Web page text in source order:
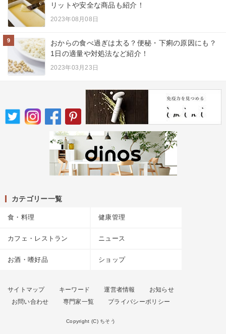
リットや安全な商品も紹介！
2023年08月08日
9
おからの食べ過ぎは太る？便秘・下痢の原因にも？
1日の適量や対処法など紹介！
2023年03月23日
カテゴリー一覧
食・料理 健康管理
カフェ・レストラン ニュース
お酒・嗜好品 ショップ
サイトマップ キーワード 運営者情報
お知らせ
お問い合わせ
専門家一覧 プライバシーポリシー
Copyright (C) ちそう